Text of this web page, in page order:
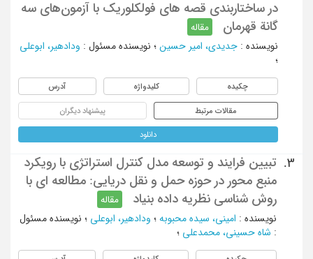
در ساختاربندی قصه های فولکلوریک با آزمون‌های سه
گانة قهرمان
مقاله
نویسنده : جدیدی، امیر حسین ؛ نویسنده مسئول : ودادهیر، ابوعلی
؛
چکیده کلیدواژه آدرس
مقالات مرتبط پیشنهاد دیگران
دانلود
3.
تبیین فرایند و توسعه مدل کنترل استراتژی با رویکرد
منبع ‌محور در حوزه حمل و نقل دریایی: مطالعه‌ ای با
روش‌ شناسی نظریه داده‌ بنیاد
مقاله
نویسنده : امینی، سیده محبوبه ؛ ودادهیر، ابوعلی ؛ نویسنده مسئول
: شاه حسینی، محمدعلی ؛